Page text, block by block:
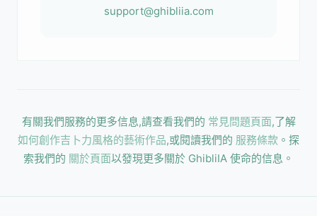
support@ghibliia.com
有關我們服務的更多信息,請查看我們的 常見問題頁面,了解
如何創作吉卜力風格的藝術作品,或閱讀我們的 服務條款 。探
索我們的 關於頁面以發現更多關於 GhibliIA 使命的信息。